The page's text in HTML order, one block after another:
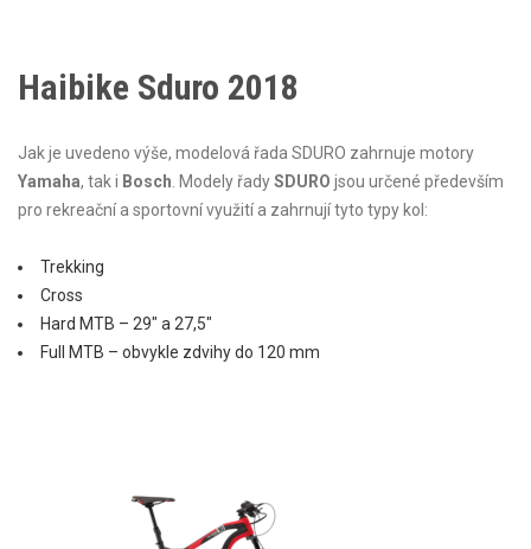
Haibike Sduro 2018
Jak je uvedeno výše, modelová řada SDURO zahrnuje motory
Yamaha, tak i Bosch . Modely řadySDURO jsou určené především
pro rekreační a sportovní využití a zahrnují tyto typy kol:
Trekking
Cross
Hard MTB – 29″ a 27,5″
Full MTB – obvykle zdvihy do 120 mm